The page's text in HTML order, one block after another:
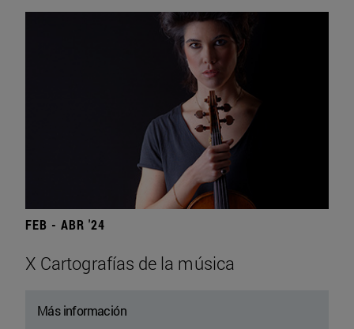
FEB - ABR '24
X Cartografías de la música
Más información